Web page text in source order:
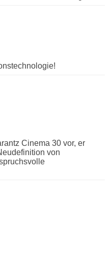
Cinema 30 vor, er
von